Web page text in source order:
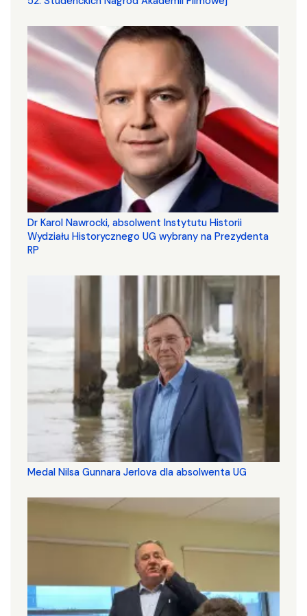
Dr Karol Nawrocki, absolwent Instytutu Historii
Wydziału Historycznego UG wybrany na Prezydenta
RP
Medal Nilsa Gunnara Jerlova dla absolwenta UG